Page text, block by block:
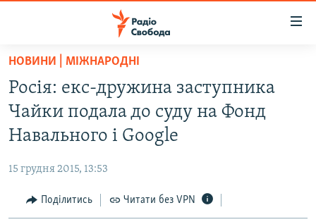
Перейти
основного
матеріалу
Перейти
до
основної
навігації
Перейти
до
СТАТТІ
ЕКОНОМІКА
СУСПІЛЬСТВО
РОСІЙСЬКА «ФІЛЬТРАЦІЯ»
ДОНБАС.РЕАЛІЇ
НОВИНИ | МІЖНАРОДНІ
Росія: екс-дружина заступника
Чайки подала до суду на Фонд
Навального і Google
15 грудня 2015, 13:53
Поділитись Читати без VPN